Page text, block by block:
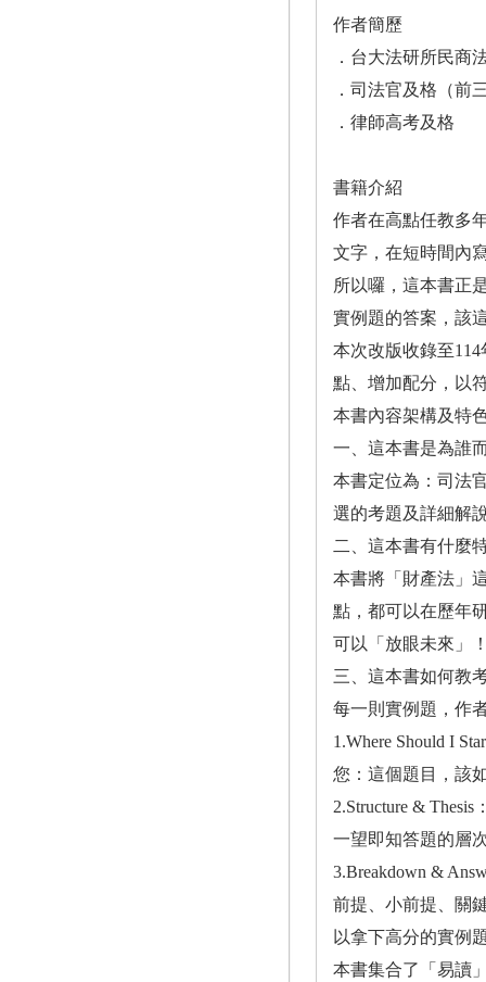
作者簡歷
．台大法研所民商
．司法官及格（前
．律師高考及格
書籍介紹
作者在高點任教多
文字，在短時間內
所以囉，這本書正
實例題的答案，該
本次改版收錄至
點、增加配分，以
本書內容架構及特
一、這本書是為誰
本書定位為：司法
選的考題及詳細解
二、這本書有什麼
本書將「財產法」
點，都可以在歷年
可以「放眼未來」
三、這本書如何教
每一則實例題，作
1.Where Should I
您：這個題目，該
2.Structure &
一望即知答題的層
3.Breakdown &
前提、小前提、關
以拿下高分的實例
本書集合了「易讀